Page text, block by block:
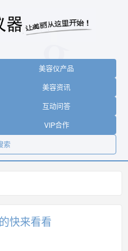
美容仪产品
美容资讯
互动问答
VIP合作
索
快来看看